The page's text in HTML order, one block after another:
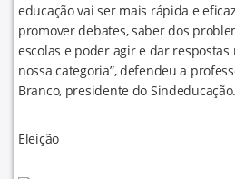
educação vai ser mais rápida e
promover debates, saber dos
escolas e poder agir e dar
nossa categoria”, defendeu a
Branco, presidente do Sindeducação.
Eleição